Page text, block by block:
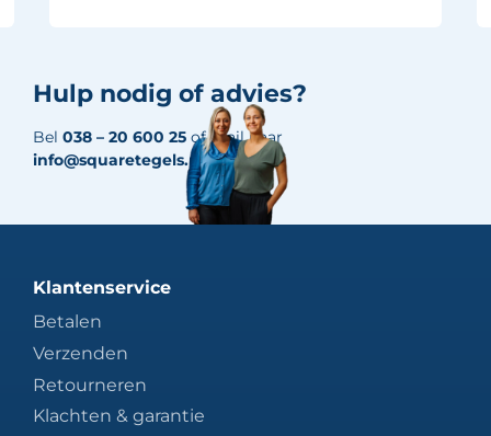
Hulp nodig of advies?
Bel 038 – 20 600 25 of mail naar
info@squaretegels.nl
Klantenservice
Betalen
Verzenden
Retourneren
Klachten & garantie